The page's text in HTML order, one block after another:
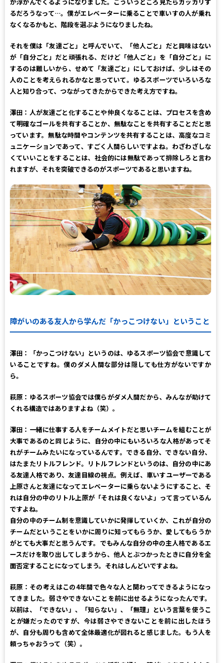
るだろうなって…。僕がエレベーターに乗ることで車いすの人が乗れ
なくなるかもと、階段を選ぶようになりましたね。
それを僕は「友達ごと」と呼んでいて、「他人ごと」だと興味はない
が「自分ごと」だと頑張れる、だけど「他人ごと」を「自分ごと」に
するのは難しいから、せめて「友達ごと」にしておけば、少しはその
人のことを考えられるかなと思っていて。ゆるスポーツでいろいろな
人と知り合って、つながってきたからできた考え方ですね。
澤田： 人が友達ごと化することや仲良くなることは、プロセスを含め
て明確なゴールを共有することか、無駄なことを共有することだと思
っています。無駄な時間やコンテンツを共有することは、高度なコミ
ュニケーションであって、すごく人間らしいですよね。わざわざしな
くていいことをすることは、社会的には無駄であって排除しろと言わ
れますが、それを突破できるのがスポーツであると思いますね。
障がいのある友人から学んだ「かっこつけない」ということ
澤田：
「かっこつけない」というのは、ゆるスポーツ協会で意識して
いることですね。僕のダメ人間な部分は隠しても仕方がないですか
ら。
萩原： ゆるスポーツ協会では僕らがダメ人間だから、みんなが助けて
くれる構造ではありますよね（笑）。
澤田： 一緒に仕事する人をチームメイトだと思いチームを組むことが
大事であるのと同じように、自分の中にもいろいろな人格があってそ
れがチームみたいになっているんです。できる自分、できない自分、
はたまたリトルフレンド。リトルフレンドというのは、自分の中にあ
る友達人格であり、友達目線の視点。例えば、車いすユーザーである
上原さんと友達になってエレベーターに乗らないようにすること、そ
れは自分の中のリトル上原が「それは良くないよ」って言っているん
ですよね。
自分の中のチーム制を意識していかに発揮していくか、これが自分の
チームだということをいかに周りに知ってもらうか、愛してもらうか
がとても大事だと思うんです。でもみんな自分の中の主人格であるエ
ースだけを取り出してしまうから、他人とぶつかったときに自分を全
面否定することになってしまう。それはしんどいですよね。
萩原： その考えはこの4年間で色々な人と関わってできるようになっ
てきました。弱さやできないことを前に出せるようになったんです。
以前は、「できない」、「知らない」、「無理」という言葉を使うこ
とが嫌だったのですが、今は弱さやできないことを前に出したほう
が、自分も周りも含めて全体最適化が図れると感じました。もう人を
頼っちゃおうって（笑）。